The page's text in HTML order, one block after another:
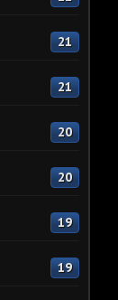
21
21
20
20
19
19